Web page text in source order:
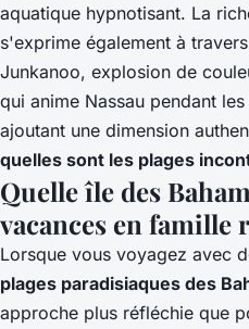
aquatique hypnotisant. La
s'exprime également à
Junkanoo, explosion de
qui anime Nassau pendant
ajoutant une dimension
quelles sont les plages
Quelle île des
vacances en famille
Lorsque vous voyagez avec
plages paradisiaques des
approche plus réfléchie que